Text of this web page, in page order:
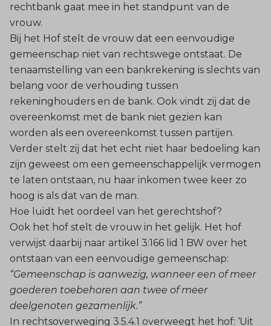
rechtbank gaat mee in het standpunt van de
vrouw.
Bij het Hof stelt de vrouw dat een eenvoudige
gemeenschap niet van rechtswege ontstaat. De
tenaamstelling van een bankrekening is slechts van
belang voor de verhouding tussen
rekeninghouders en de bank. Ook vindt zij dat de
overeenkomst met de bank niet gezien kan
worden als een overeenkomst tussen partijen.
Verder stelt zij dat het echt niet haar bedoeling kan
zijn geweest om een gemeenschappelijk vermogen
te laten ontstaan, nu haar inkomen twee keer zo
hoog is als dat van de man.
Hoe luidt het oordeel van het gerechtshof?
Ook het hof stelt de vrouw in het gelijk. Het hof
verwijst daarbij naar artikel 3:166 lid 1 BW over het
ontstaan van een eenvoudige gemeenschap:
“Gemeenschap is aanwezig, wanneer een of meer
goederen toebehoren aan twee of meer
deelgenoten gezamenlijk.”
In rechtsoverweging 3.5.4.1 overweegt het hof: ‘Uit